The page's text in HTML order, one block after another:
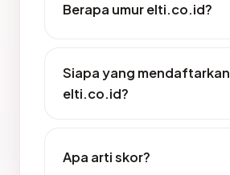
Berapa umur elti.co.id?
Siapa yang mendaftarkan
elti.co.id?
Apa arti skor?